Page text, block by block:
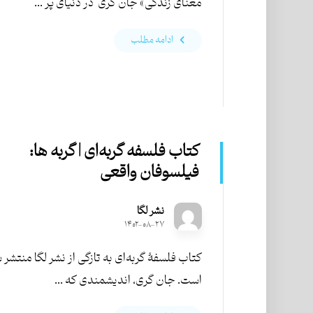
ادامه مطلب
کتاب فلسفه گربه‌ای | گربه ها:
فیلسوفان واقعی
نشر لگا
۱۴۰۲-۰۸-۲۷
کتاب فلسفۀ گربه‌ای به تازگی از نشر لگا
است. جان گری، اندیشمندی که ...